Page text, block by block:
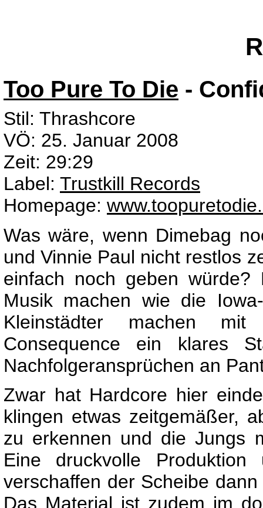
Too Pure To Die -
Stil: Thrashcore
VÖ: 25. Januar 2008
Zeit: 29:29
Label: Trustkill Records
Homepage:
Was wäre, wenn Dimebag
und Vinnie Paul nicht restlos
einfach noch geben
Musik machen wie die
Kleinstädter machen
Consequence ein klares
Nachfolgeransprüchen an
Zwar hat Hardcore hier
klingen etwas zeitgemäßer,
zu erkennen und die Jungs
Eine druckvolle
verschaffen der Scheibe
Das Material ist zudem im